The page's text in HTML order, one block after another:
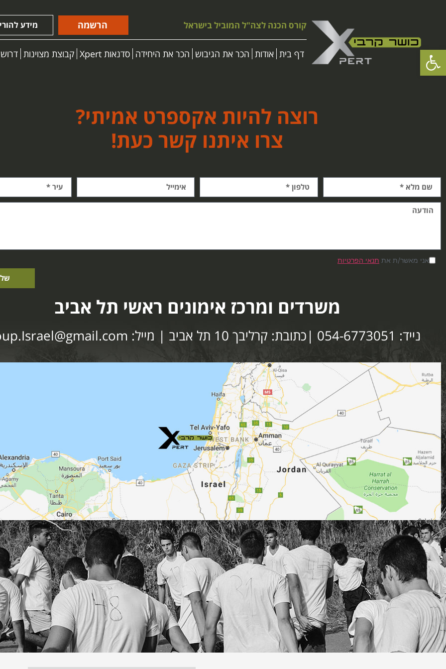
פתח סרגל נגישות
קורס הכנה לצה"ל המוביל בישראל הרשמה מידע
דף בית אודות הכר את הגיבוש הכר את היחידה סדנאות Xpert קבוצת מצוינות
רוצה להיות אקספרט אמיתי?
צרו איתנו קשר כעת!
אני מאשר/ת את תנאי הפרטיות
משרדים ומרכז אימונים ראשי תל אביב
נייד: 054-6773051 |כתובת: קרליבך 10 תל אביב | מייל: Xgroup.Israel @gmail.com